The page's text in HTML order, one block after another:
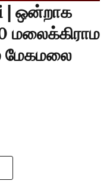
| ஒன்றாக
மலைக்கிராம
மேகமலை